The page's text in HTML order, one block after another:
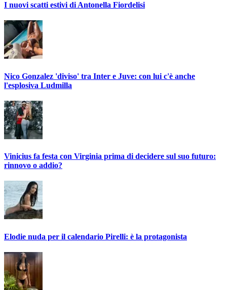
I nuovi scatti estivi di Antonella Fiordelisi
Nico Gonzalez 'diviso' tra Inter e Juve: con lui c'è anche
l'esplosiva Ludmilla
Vinicius fa festa con Virginia prima di decidere sul suo futuro:
rinnovo o addio?
Elodie nuda per il calendario Pirelli: è la protagonista